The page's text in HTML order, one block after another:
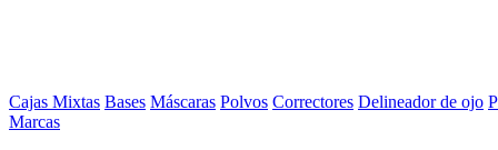
Cajas Mixtas Bases Máscaras Polvos Correctores Delineador de ojo
Marcas